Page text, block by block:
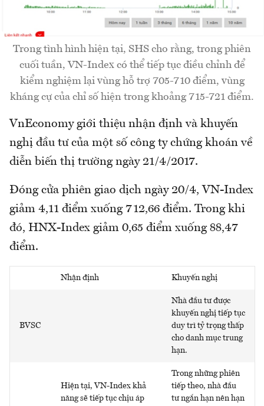
Trong tình hình hiện tại, SHS cho rằng, trong phiên
cuối tuần, VN-Index có thể tiếp tục điều chỉnh để
kiểm nghiệm lại vùng hỗ trợ 705-710 điểm, vùng
kháng cự của chỉ số hiện trong khoảng 715-721 điểm.
VnEconomy giới thiệu nhận định và khuyến
nghị đầu tư của một số công ty chứng khoán về
diễn biến thị trường ngày 21/4/2017.
Đóng cửa phiên giao dịch ngày 20/4, VN-Index
giảm 4,11 điểm xuống 712,66 điểm. Trong khi
đó, HNX-Index giảm 0,65 điểm xuống 88,47
điểm.
Nhận định Khuyến nghị
BVSC
Nhà đầu tư được
khuyến nghị tiếp tục
duy trì tỷ trọng thấp
cho danh mục trung
hạn.
Hiện tại, VN-Index khả
năng sẽ tiếp tục chịu áp
Trong những phiên
tiếp theo, nhà đầu
tư ngắn hạn nên hạn